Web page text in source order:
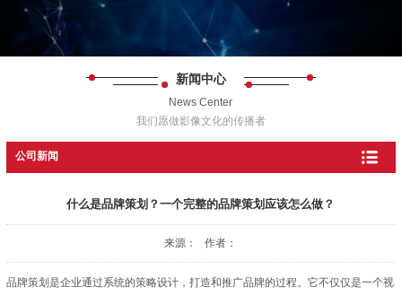
新闻中心
News Center
我们愿做影像文化的传播者
公司新闻
什么是品牌策划？一个完整的品牌策划应该怎么做？
来源： 作者：
品牌策划是企业通过系统的策略设计，打造和推广品牌的过程。它不仅仅是一个视